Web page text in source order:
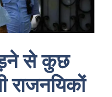
से कुछ
राजनयिकों